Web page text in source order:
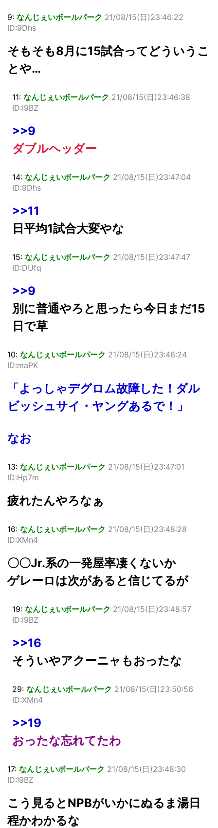
9: なんじぇいボールパーク 21/08/15(日)23:46:22
ID:9Dhs
そもそも8月に15試合ってどういうこ
とや…
11: なんじぇいボールパーク 21/08/15(日)23:46:38
ID:I9BZ
>>9
ダブルヘッダー
14: なんじぇいボールパーク 21/08/15(日)23:47:04
ID:9Dhs
>>11
日平均1試合大変やな
15: なんじぇいボールパーク 21/08/15(日)23:47:47
ID:DUfq
>>9
別に普通やろと思ったら今日まだ15
日で草
10: なんじぇいボールパーク 21/08/15(日)23:46:24
ID:maPK
「よっしゃデグロム故障した！ダル
ビッシュサイ・ヤングあるで！」
なお
13: なんじぇいボールパーク 21/08/15(日)23:47:01
ID:Hp7m
疲れたんやろなぁ
16: なんじぇいボールパーク 21/08/15(日)23:48:28
ID:XMn4
〇〇Jr.系の一発屋率凄くないか
ゲレーロは次があると信じてるが
19: なんじぇいボールパーク 21/08/15(日)23:48:57
ID:I9BZ
>>16
そういやアクーニャもおったな
29: なんじぇいボールパーク 21/08/15(日)23:50:56
ID:XMn4
>>19
おったな忘れてたわ
17: なんじぇいボールパーク 21/08/15(日)23:48:30
ID:I9BZ
こう見るとNPBがいかにぬるま湯日
程かわかるな